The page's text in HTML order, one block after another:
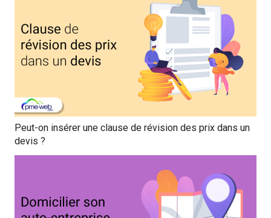
Peut-on insérer une clause de révision des prix dans un
devis ?